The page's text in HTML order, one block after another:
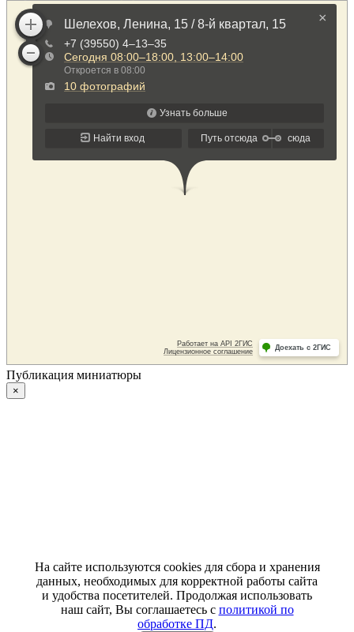
Публикация миниатюры
×
На сайте используются cookies для сбора и хранения
данных, необходимых для корректной работы сайта
и удобства посетителей. Продолжая использовать
наш сайт, Вы соглашаетесь с политикой по
обработке ПД.